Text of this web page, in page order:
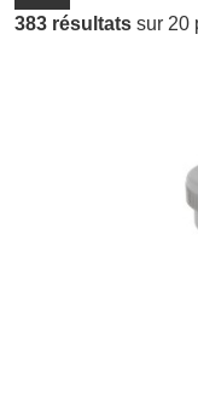
383 résultats sur 20